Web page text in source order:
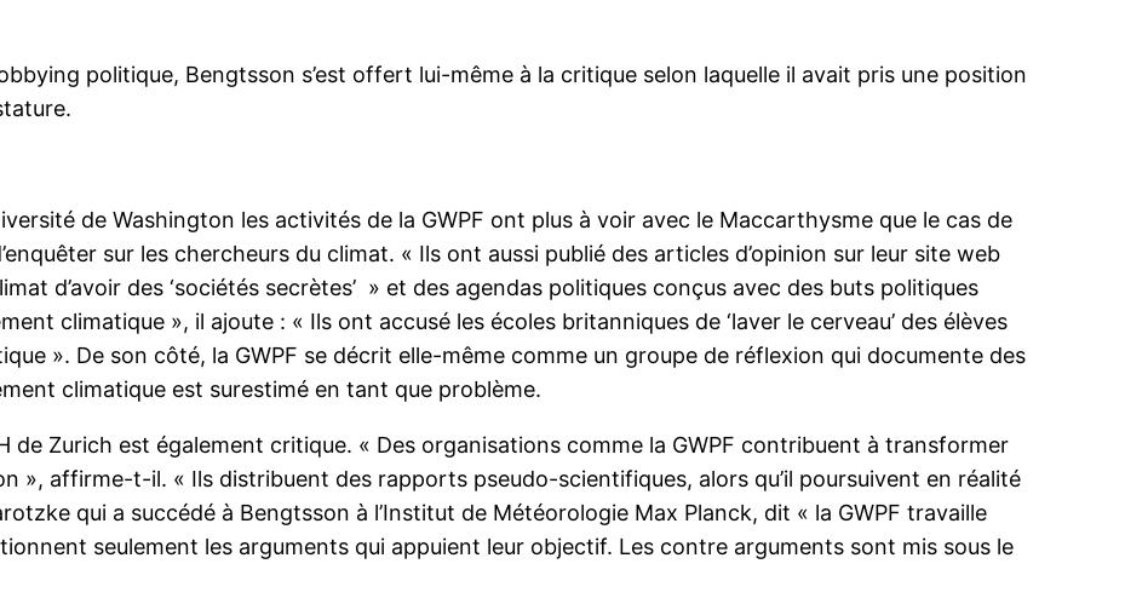
politique, Bengtsson s’est offert lui-même à la critique selon laquelle il avait pris une position
de Washington les activités de la GWPF ont plus à voir avec le Maccarthysme que le cas de
sur les chercheurs du climat. « Ils ont aussi publié des articles d’opinion sur leur site web
d’avoir des ‘sociétés secrètes’ » et des agendas politiques conçus avec des buts politiques
climatique », il ajoute : « Ils ont accusé les écoles britanniques de ‘laver le cerveau’ des élèves
». De son côté, la GWPF se décrit elle-même comme un groupe de réflexion qui documente des
climatique est surestimé en tant que problème.
de Zurich est également critique. « Des organisations comme la GWPF contribuent à transformer
», affirme-t-il. « Ils distribuent des rapports pseudo-scientifiques, alors qu’il poursuivent en réalité
qui a succédé à Bengtsson à l’Institut de Météorologie Max Planck, dit « la GWPF travaille
seulement les arguments qui appuient leur objectif. Les contre arguments sont mis sous le